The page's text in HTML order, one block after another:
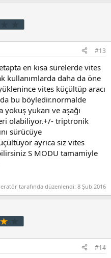
#13
en kısa sürelerde vites
kullanımlarda daha da öne
vites küçültüp aracı
bu böyledir.normalde
yukarı ve aşağı
olabiliyor.+/- triptronik
sürücüye
ayrıca siz vites
S MODU tamamiyle
tarafında düzenlendi: 8 Şub 2016
#14